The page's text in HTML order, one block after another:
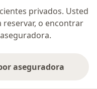
privados. Usted
o encontrar
aseguradora